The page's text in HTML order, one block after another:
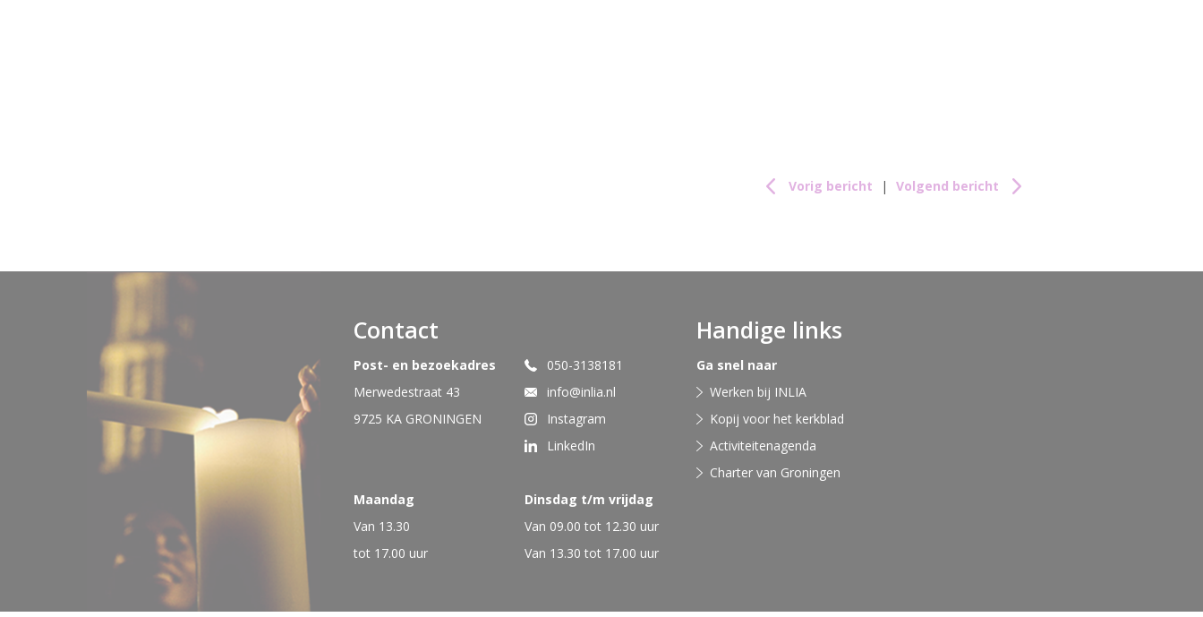
Vorig bericht | Volgend bericht
Contact
Post- en bezoekadres
Merwedestraat 43
9725 KA GRONINGEN
050-3138181
info@inlia.nl
Instagram
LinkedIn
Maandag
Van 13.30
tot 17.00 uur
Dinsdag t/m vrijdag
Van 09.00 tot 12.30 uur
Van 13.30 tot 17.00 uur
Handige links
Ga snel naar
Werken bij INLIA
Kopij voor het kerkblad
Activiteitenagenda
Charter van Groningen